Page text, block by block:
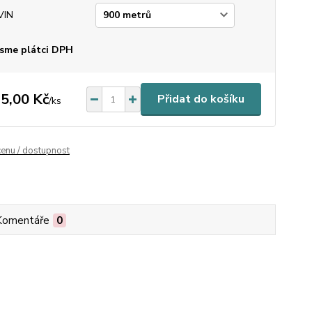
plátci DPH
Kč/ks Přidat do košíku
/ dostupnost
0